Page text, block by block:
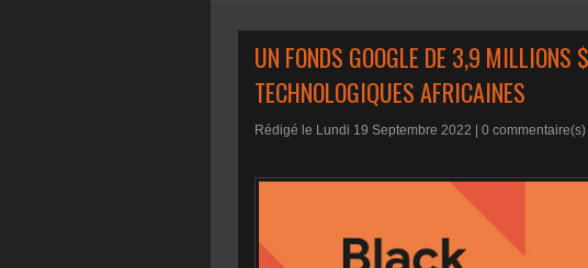
UN FONDS GOOGLE DE 3,9 MILLIONS
TECHNOLOGIQUES AFRICAINES
Rédigé le Lundi 19 Septembre 2022 | 0 commentaire(s)